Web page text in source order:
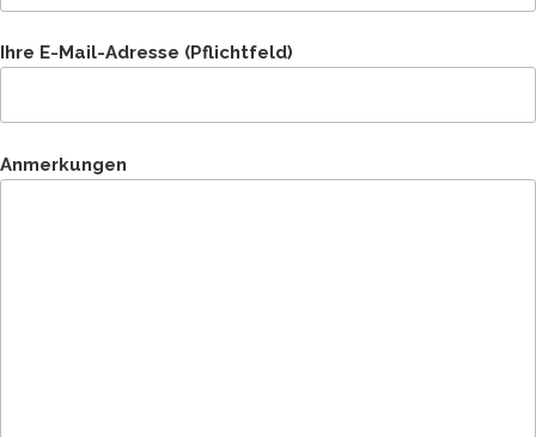
Ihre E-Mail-Adresse (Pflichtfeld)
Anmerkungen